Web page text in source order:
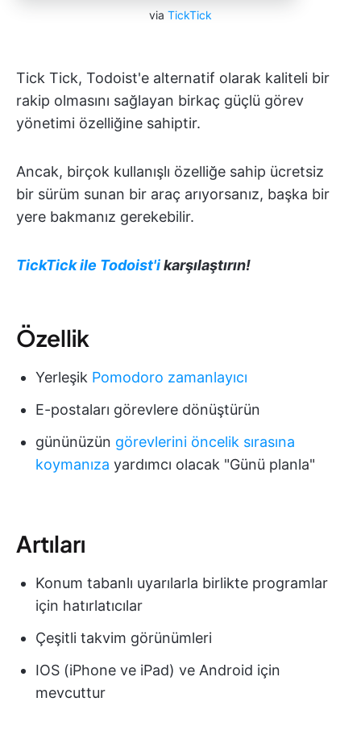
via TickTick
Tick Tick, Todoist'e alternatif olarak kaliteli bir
rakip olmasını sağlayan birkaç güçlü görev
yönetimi özelliğine sahiptir.
Ancak, birçok kullanışlı özelliğe sahip ücretsiz
bir sürüm sunan bir araç arıyorsanız, başka bir
yere bakmanız gerekebilir.
TickTick ile Todoist'ikarşılaştırın!
Özellik
Yerleşik Pomodoro zamanlayıcı
E-postaları görevlere dönüştürün
gününüzün görevlerini öncelik sırasına
koymanıza yardımcı olacak "Günü planla"
Artıları
Konum tabanlı uyarılarla birlikte programlar
için hatırlatıcılar
Çeşitli takvim görünümleri
IOS (iPhone ve iPad) ve Android için
mevcuttur